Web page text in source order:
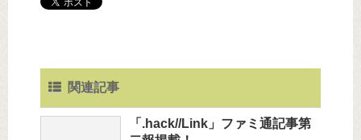
関連記事
「.hack//Link」ファミ通記事第